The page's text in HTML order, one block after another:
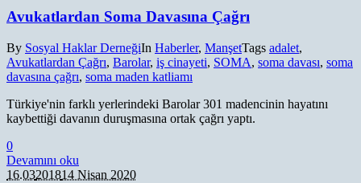
Avukatlardan Soma Davasına Çağrı
By Sosyal Haklar DerneğiIn Haberler, ManşetTags adalet,
Avukatlardan Çağrı, Barolar, iş cinayeti, SOMA, soma davası, soma
davasına çağrı, soma maden katliamı
Türkiye'nin farklı yerlerindeki Barolar 301 madencinin hayatını
kaybettiği davanın duruşmasına ortak çağrı yaptı.
0
Devamını oku
16.03201814 Nisan 2020